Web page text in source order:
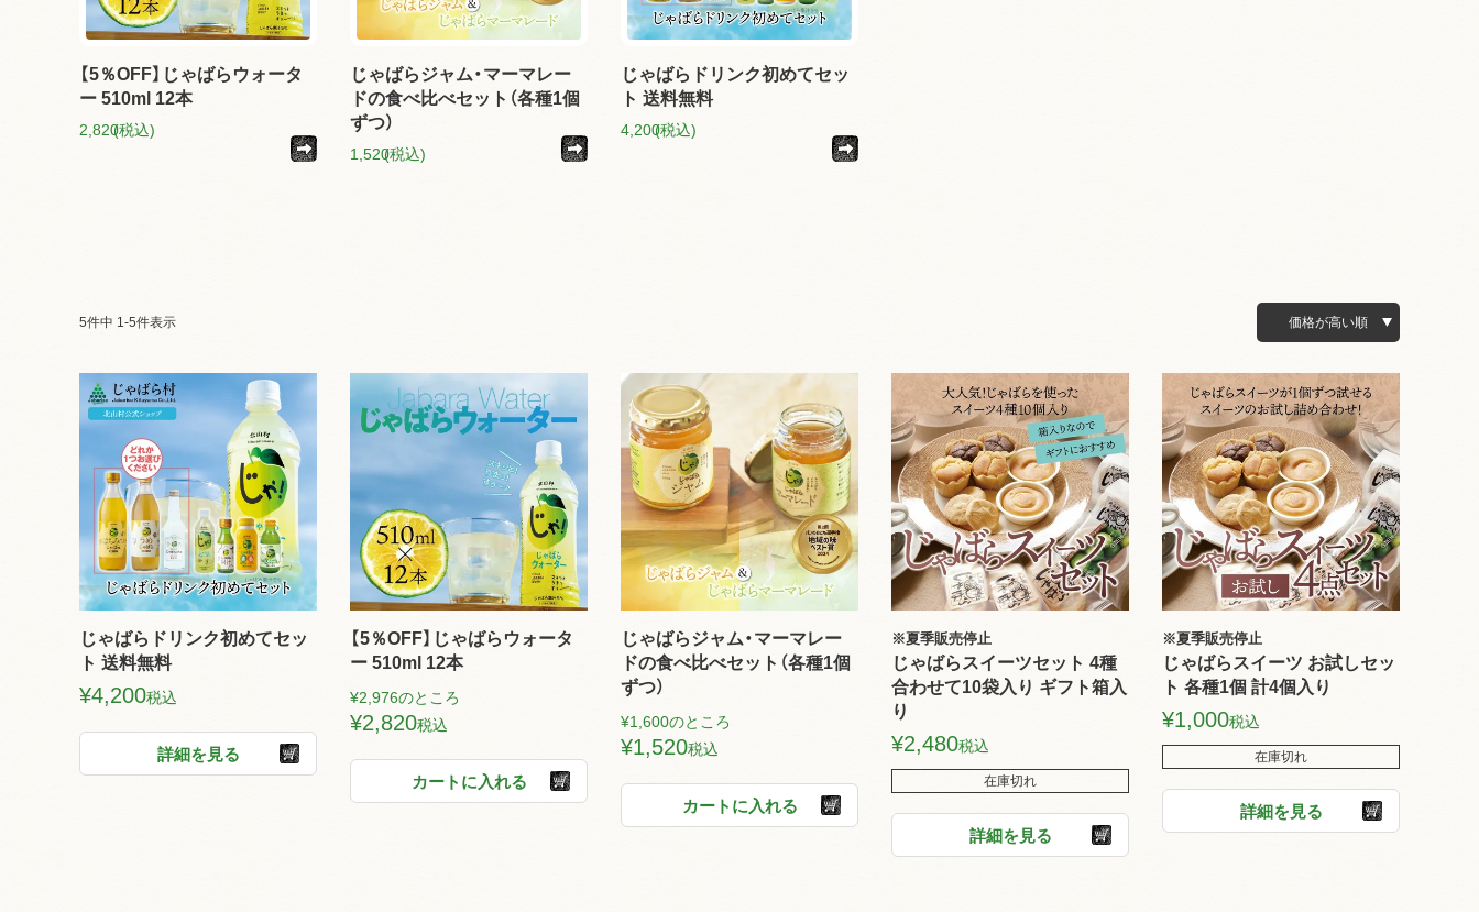
【5％OFF】じゃばらウォータ
ー 510ml 12本
2,820(税込)
じゃばらジャム・マーマレー
ドの食べ比べセット（各種1個
ずつ）
1,520(税込)
じゃばらドリンク初めてセッ
ト 送料無料
4,200(税込)
価格が高い順
5件中 1-5件表示
じゃばらドリンク初めてセッ
ト 送料無料
¥4,200税込
詳細を見る
【5％OFF】じゃばらウォータ
ー 510ml 12本
¥2,976のところ
¥2,820税込
カートに入れる
じゃばらジャム・マーマレー
ドの食べ比べセット（各種1個
ずつ）
¥1,600のところ
¥1,520税込
カートに入れる
※夏季販売停止
じゃばらスイーツセット 4種
合わせて10袋入り ギフト箱入
り
¥2,480税込
在庫切れ
詳細を見る
※夏季販売停止
じゃばらスイーツ お試しセッ
ト 各種1個 計4個入り
¥1,000税込
在庫切れ
詳細を見る